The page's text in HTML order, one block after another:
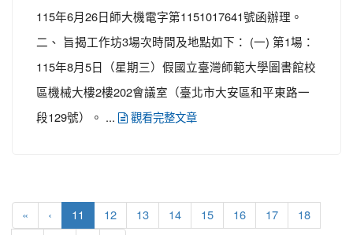
115年6月26日師大機電字第1151017641號函辦理。
二、 旨揭工作坊3場次時間及地點如下： (一) 第1場：
115年8月5日（星期三）假國立臺灣師範大學圖書館校
區機械大樓2樓202會議室（臺北市大安區和平東路一
段129號）。 ...
觀看完整文章
« ‹ 11 (current)
12 13 14 15 16 17 18